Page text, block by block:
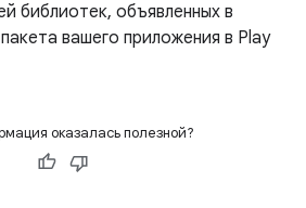
библиотек, объявленных в
вашего приложения в Play
оказалась полезной?